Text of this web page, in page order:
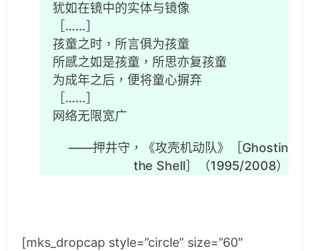
犹如在镜中的实体与镜像
［……］
孩童之时，所言俱为孩童
所感之如是孩童，所思亦复孩童
为成年之后，便将童心摒弃
［……］
网络无限宽广
——押井守，《攻壳机动队》［Ghostin
the Shell］（1995/2008）
[mks_dropcap style=”circle” size=”60″